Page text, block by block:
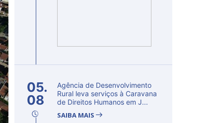
05.
08
Agência de Desenvolvimento
Rural leva serviços à Caravana
de Direitos Humanos em J...
SAIBA MAIS